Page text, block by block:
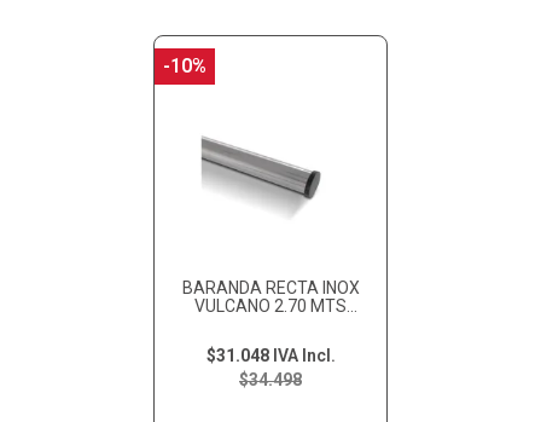
BARANDA RECTA INOX
VULCANO 2.70 MTS
$34.498
$31.048 IVA Incl.
-10%